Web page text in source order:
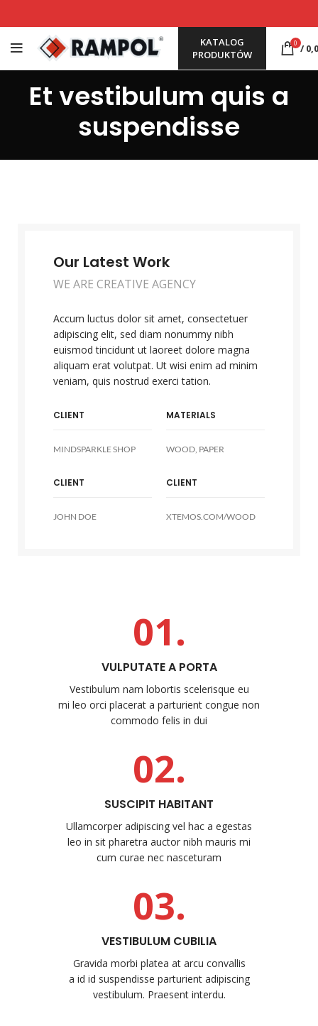
KATALOG
PRODUKTÓW
0 /
Et vestibulum quis a
suspendisse
Our Latest Work
WE ARE CREATIVE AGENCY
Accum luctus dolor sit amet, consectetuer
adipiscing elit, sed diam nonummy nibh
euismod tincidunt ut laoreet dolore magna
aliquam erat volutpat. Ut wisi enim ad minim
veniam, quis nostrud exerci tation.
CLIENT MATERIALS
MINDSPARKLE SHOP WOOD, PAPER
CLIENT CLIENT
JOHN DOE XTEMOS.COM/WOOD
01.
VULPUTATE A PORTA
Vestibulum nam lobortis scelerisque eu
mi leo orci placerat a parturient congue non
commodo felis in dui
02.
SUSCIPIT HABITANT
Ullamcorper adipiscing vel hac a egestas
leo in sit pharetra auctor nibh mauris mi
cum curae nec nasceturam
03.
VESTIBULUM CUBILIA
Gravida morbi platea at arcu convallis
a id id suspendisse parturient adipiscing
vestibulum. Praesent interdu.